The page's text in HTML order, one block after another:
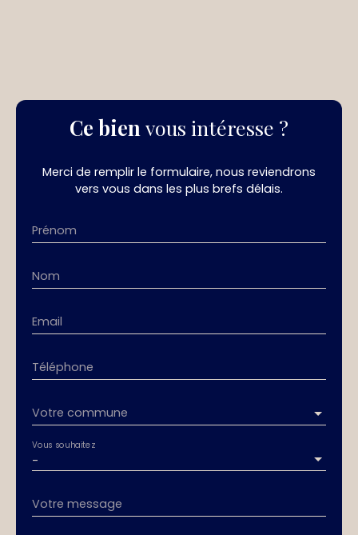
Ce bien vous intéresse ?
Merci de remplir le formulaire, nous reviendrons
vers vous dans les plus brefs délais.
Prénom
Nom
Email
Téléphone
Votre commune
-
Vous souhaitez
Votre message